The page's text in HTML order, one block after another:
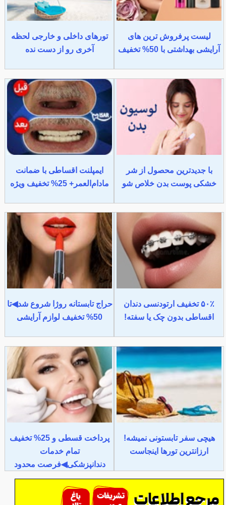
لیست پرفروش ترین های
آرایشی بهداشتی با 50% تخفیف
تورهای داخلی و خارجی لحظه
آخری رو از دست نده
با جدیدترین محصول از شر
خشکی پوست بدن خلاص شو
ایمپلنت اقساطی با ضمانت
مادام‌العمر+ 25% تخفیف ویژه
۵۰٪ تخفیف ارتودنسی دندان
اقساطی بدون چک یا سفته!
حراج تابستانه روژا شروع شد◀تا
50% تخفیف لوازم آرایشی
هیچی سفر تابستونی نمیشه!
ارزانترین تورها اینجاست
پرداخت قسطی و 25% تخفیف
تمام خدمات
دندانپزشکی◀فرصت محدود